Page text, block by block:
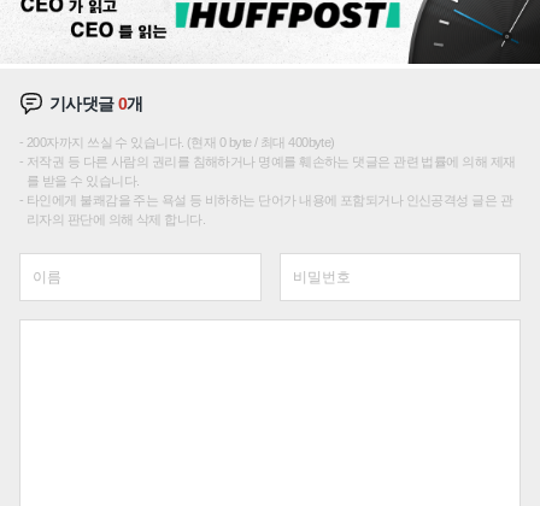
기사댓글0개
200자까지 쓰실 수 있습니다. (현재 0 byte / 최대 400byte)
저작권 등 다른 사람의 권리를 침해하거나 명예를 훼손하는 댓글은 관련 법률에 의해 제재
를 받을 수 있습니다.
타인에게 불쾌감을 주는 욕설 등 비하하는 단어가 내용에 포함되거나 인신공격성 글은 관
리자의 판단에 의해 삭제 합니다.